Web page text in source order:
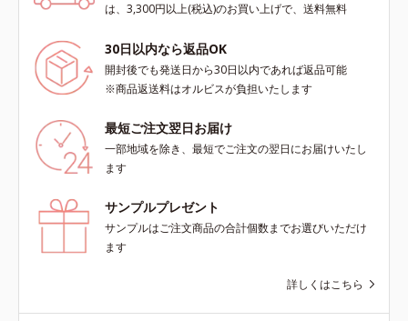
は、3,300円以上(税込)のお買い上げで、送料無料
30日以内なら返品OK
開封後でも発送日から30日以内であれば返品可能
※商品返送料はオルビスが負担いたします
最短ご注文翌日お届け
一部地域を除き、最短でご注文の翌日にお届けいたし
ます
サンプルプレゼント
サンプルはご注文商品の合計個数までお選びいただけ
ます
詳しくはこちら